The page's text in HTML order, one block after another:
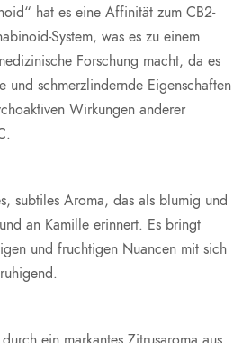
hat es eine Affinität zum CB2-
System, was es zu einem
Forschung macht, da es
und schmerzlindernde Eigenschaften
Wirkungen anderer
subtiles Aroma, das als blumig und
an Kamille erinnert. Es bringt
und fruchtigen Nuancen mit sich